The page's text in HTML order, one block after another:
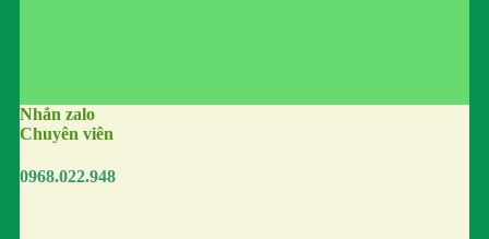
Nhắn zalo
Chuyên viên
0968.022.948